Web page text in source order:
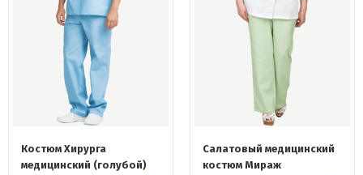
Костюм Хирурга
медицинский (голубой)
Салатовый медицинский
костюм Мираж